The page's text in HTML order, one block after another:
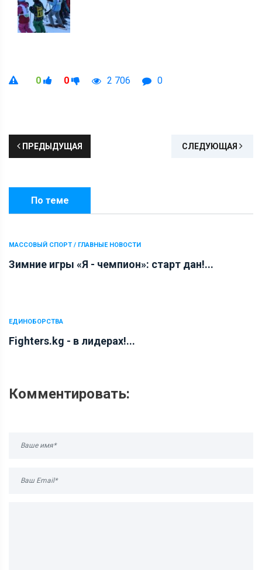
0 0 2 706 0
ПРЕДЫДУЩАЯ СЛЕДУЮЩАЯ
По теме
МАССОВЫЙ СПОРТ / ГЛАВНЫЕ НОВОСТИ
Зимние игры «Я - чемпион»: старт дан!...
ЕДИНОБОРСТВА
Fighters.kg - в лидерах!...
Комментировать: